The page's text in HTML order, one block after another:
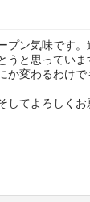
プン気味です。
うと思っていま
か変わるわけ
してよろしくお